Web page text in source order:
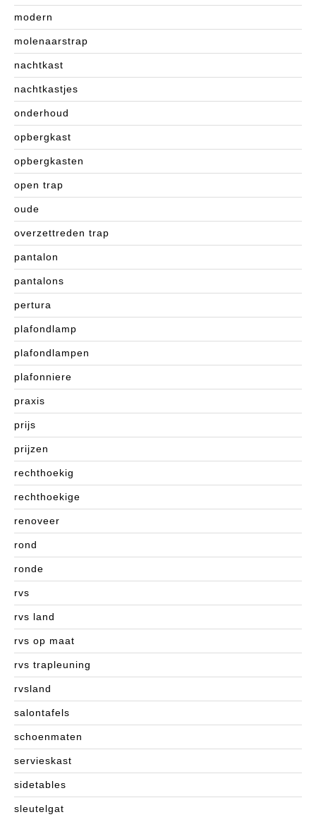
modern
molenaarstrap
nachtkast
nachtkastjes
onderhoud
opbergkast
opbergkasten
open trap
oude
overzettreden trap
pantalon
pantalons
pertura
plafondlamp
plafondlampen
plafonniere
praxis
prijs
prijzen
rechthoekig
rechthoekige
renoveer
rond
ronde
rvs
rvs land
rvs op maat
rvs trapleuning
rvsland
salontafels
schoenmaten
servieskast
sidetables
sleutelgat